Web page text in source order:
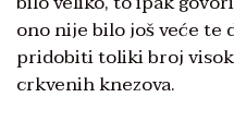
ono nije bilo još veće te
pridobiti toliki broj
crkvenih knezova.